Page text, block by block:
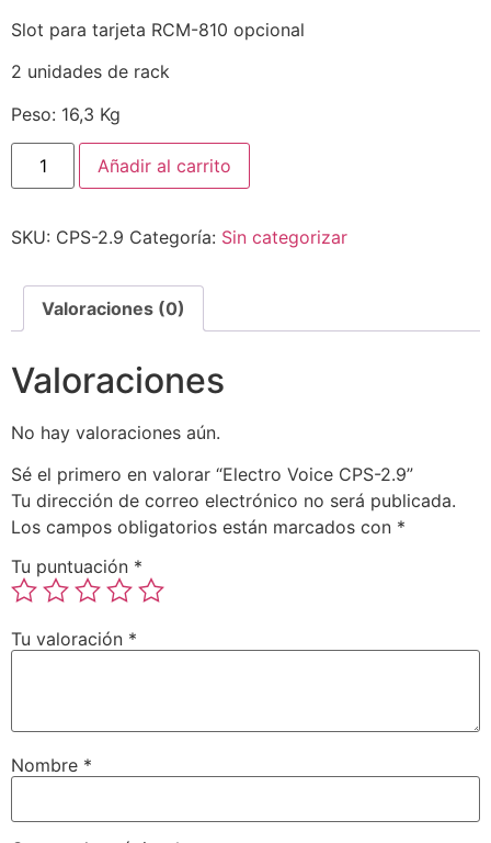
Slot para tarjeta RCM-810 opcional
2 unidades de rack
Peso: 16,3 Kg
Añadir al carrito
SKU: CPS-2.9 Categoría: Sin categorizar
Valoraciones (0)
Valoraciones
No hay valoraciones aún.
Sé el primero en valorar “Electro Voice CPS-2.9”
Tu dirección de correo electrónico no será publicada.
Los campos obligatorios están marcados con *
Tu puntuación *
Tu valoración *
Nombre *